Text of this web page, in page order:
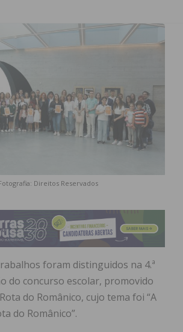
Direitos Reservados
foram distinguidos na 4.ª
do concurso escolar, promovido
do Românico, cujo tema foi “A
do Românico”.